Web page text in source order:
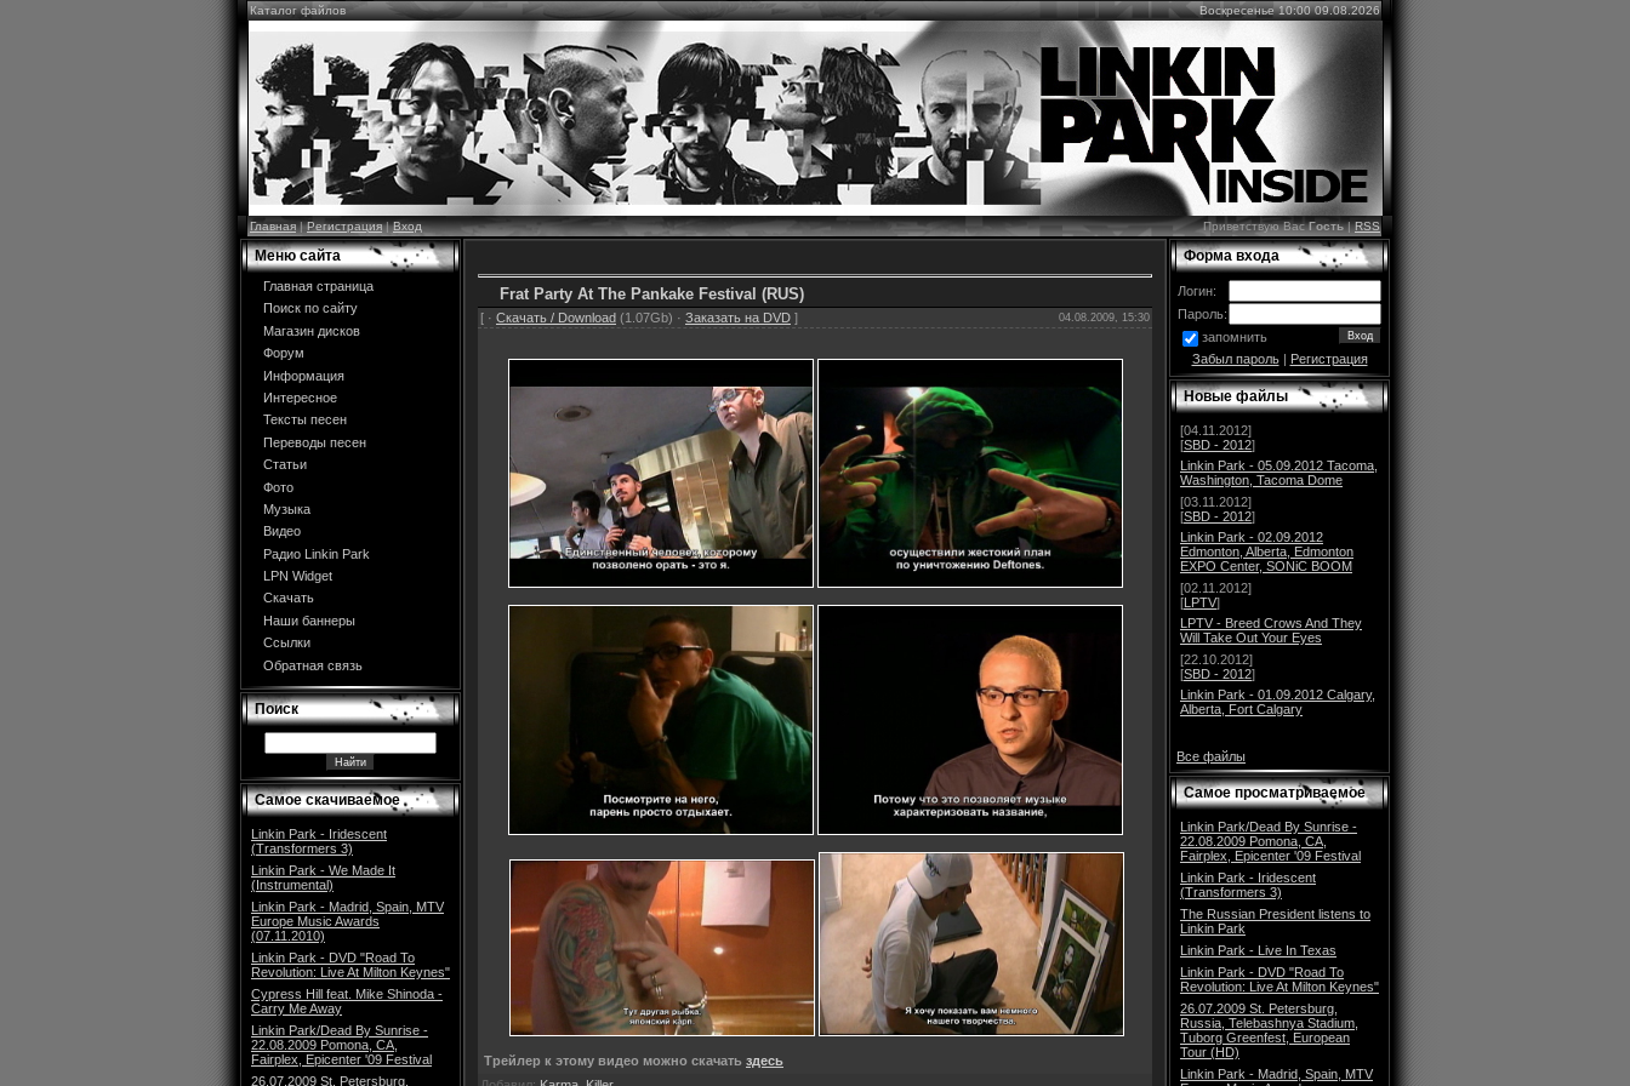
Каталог файлов Воскресенье 10:00 09.08.2026
Главная|Регистрация|Вход Приветствую ВасГость|RSS
Меню сайта
Главная страница
Поиск по сайту
Магазин дисков
Форум
Информация
Интересное
Тексты песен
Переводы песен
Статьи
Фото
Музыка
Видео
Радио Linkin Park
LPN Widget
Скачать
Наши баннеры
Ссылки
Обратная связь
Поиск
Самое скачиваемое
Linkin Park - Iridescent
(Transformers 3)
Linkin Park - We Made It
(Instrumental)
Linkin Park - Madrid, Spain, MTV
Europe Music Awards
(07.11.2010)
Linkin Park - DVD "Road To
Revolution: Live At Milton Keynes"
Cypress Hill feat. Mike Shinoda -
Carry Me Away
Linkin Park/Dead By Sunrise -
22.08.2009 Pomona, CA,
Fairplex, Epicenter '09 Festival
26.07.2009 St. Petersburg,
Frat Party At The Pankake Festival (RUS)
[ · Скачать / Download (1.07Gb) · Заказать на DVD ] 04.08.2009, 15:30
Трейлер к этому видео можно скачать здесь
Форма входа
Логин:
Пароль:
запомнить
Забыл пароль| Регистрация
Новые файлы
[04.11.2012]
[SBD - 2012]
Linkin Park - 05.09.2012 Tacoma,
Washington, Tacoma Dome
[03.11.2012]
[SBD - 2012]
Linkin Park - 02.09.2012
Edmonton, Alberta, Edmonton
EXPO Center, SONiC BOOM
[02.11.2012]
[LPTV]
LPTV - Breed Crows And They
Will Take Out Your Eyes
[22.10.2012]
[SBD - 2012]
Linkin Park - 01.09.2012 Calgary,
Alberta, Fort Calgary
Все файлы
Самое просматриваемое
Linkin Park/Dead By Sunrise -
22.08.2009 Pomona, CA,
Fairplex, Epicenter '09 Festival
Linkin Park - Iridescent
(Transformers 3)
The Russian President listens to
Linkin Park
Linkin Park - Live In Texas
Linkin Park - DVD "Road To
Revolution: Live At Milton Keynes"
26.07.2009 St. Petersburg,
Russia, Telebashnya Stadium,
Tuborg Greenfest, European
Tour (HD)
Linkin Park - Madrid, Spain, MTV